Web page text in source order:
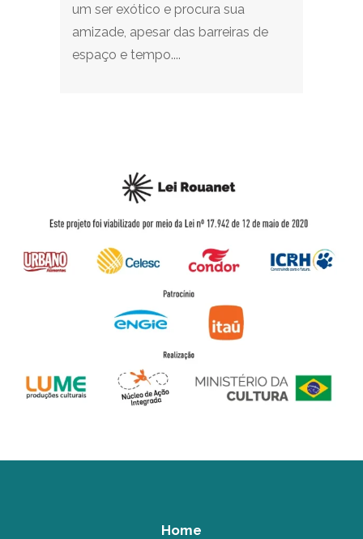
um ser exótico e procura sua
amizade, apesar das barreiras de
espaço e tempo....
Home